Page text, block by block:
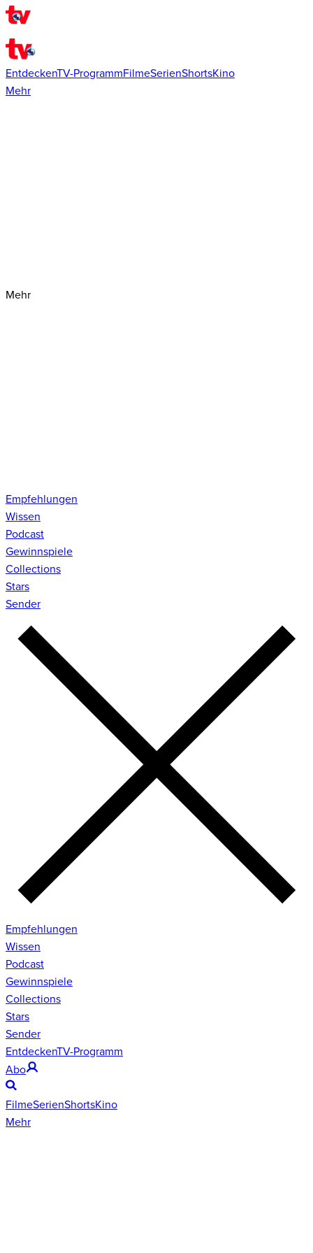
EntdeckenTV-ProgrammFilmeSerienShortsKino
Mehr
Mehr
Empfehlungen
Wissen
Podcast
Gewinnspiele
Collections
Stars
Sender
Empfehlungen
Wissen
Podcast
Gewinnspiele
Collections
Stars
Sender
EntdeckenTV-Programm
Abo
FilmeSerienShortsKino
Mehr